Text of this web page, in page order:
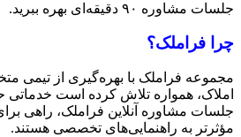
جلسات مشاوره ۹۰ دقیقه‌ای بهره ببرید.
چرا فراملک؟
مجموعه فراملک با بهره‌گیری از
املاک، همواره تلاش کرده است خدماتی
جلسات مشاوره آنلاین فراملک، راهی
مؤثرتر به راهنمایی‌های تخصصی هستند.